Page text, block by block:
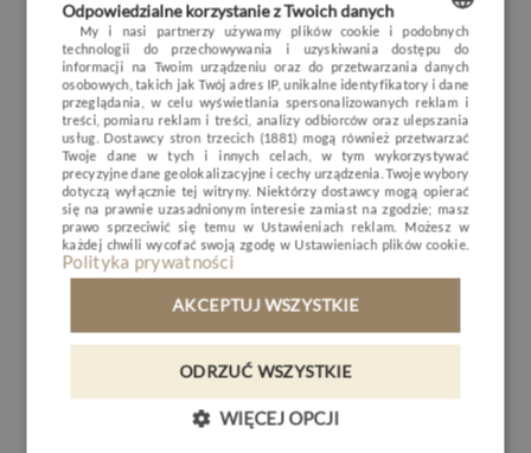
POKOJE I PAKIETY
DLA DZIECI
MINERAL SPA
RESTAURACJA
NATURE & ACTIVE
BIZNES
GALERIA
KONTAKT
produkcję kolagenu, dzięki czemu skóra staje się
bardziej jędrna i elastyczna. Witamina E, znana
również jako „witamina młodości”, działa jako silny
antyoksydant, który zapobiega utlenianiu komórek
skóry, chroniąc ją przed szkodliwym wpływem
środowiska.
Olejki eteryczne zawarte w kosmetykach – zwłaszcza
cytrusowe – wprowadzają do zabiegu świeży,
energetyzujący zapach, który natychmiast poprawia
nastrój i przywołuje wiosenną atmosferę.
Zalecamy rozpoczęcie wizyty w naszym SPA właśnie
wprowadzić się w lekki, letni nastrój.
POLISH
ENGLISH
GERMAN
CZECH
Odpowiedzialne korzystanie z Twoich danych
My i nasi partnerzy używamy plików cookie i podobnych
technologii do przechowywania i uzyskiwania dostępu do
informacji na Twoim urządzeniu oraz do przetwarzania danych
osobowych, takich jak Twój adres IP, unikalne identyfikatory i dane
przeglądania, w celu wyświetlania spersonalizowanych reklam i
treści, pomiaru reklam i treści, analizy odbiorców oraz ulepszania
usług. Dostawcy stron trzecich (1881)mogą również przetwarzać
Twoje dane w tych i innych celach, w tym wykorzystywać
precyzyjne dane geolokalizacyjne i cechy urządzenia. Twoje wybory
dotyczą wyłącznie tej witryny. Niektórzy dostawcy mogą opierać
się na prawnie uzasadnionym interesie zamiast na zgodzie; masz
prawo sprzeciwić się temu w Ustawieniach reklam. Możesz w
każdej chwili wycofać swoją zgodę w Ustawieniach plików cookie
Polityka prywatności
AKCEPTUJ WSZYSTKIE
ODRZUĆ WSZYSTKIE
WIĘCEJ OPCJI